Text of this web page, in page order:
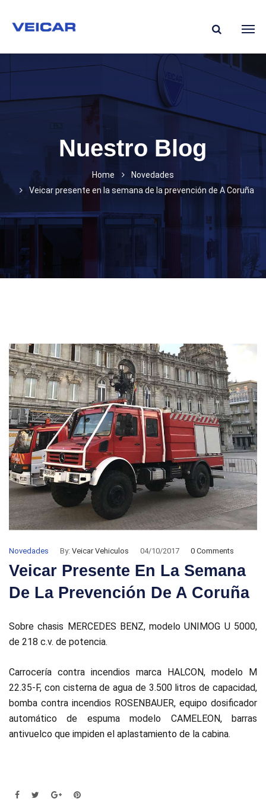
Nuestro Blog
Home
Novedades
Veicar presente en la semana de la prevención de A Coruña
Novedades By: Veicar Vehiculos 04/10/2017 0 Comments
Veicar Presente En La Semana
De La Prevención De A Coruña
Sobre chasis MERCEDES BENZ, modelo UNIMOG U 5000,
de 218 c.v. de potencia.
Carrocería contra incendios marca HALCON, modelo M
22.35-F, con cisterna de agua de 3.500 litros de capacidad,
bomba contra incendios ROSENBAUER, equipo dosificador
automático de espuma modelo CAMELEON, barras
antivuelco que impiden el aplastamiento de la cabina.